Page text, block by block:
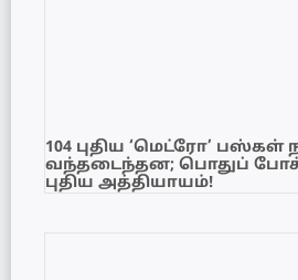
104 புதிய ‘மெட்ரோ’ பஸ்கள்
வந்தடைந்தன; பொதுப்
புதிய அத்தியாயம்!